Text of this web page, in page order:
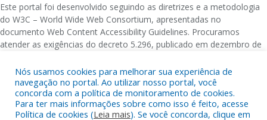
Nós usamos cookies para melhorar sua experiência de
navegação no portal. Ao utilizar nosso portal, você
concorda com a política de monitoramento de cookies.
Para ter mais informações sobre como isso é feito, acesse
Política de cookies (Leia mais). Se você concorda, clique em
Este portal foi desenvolvido seguindo as diretrizes e a metodologia
do W3C – World Wide Web Consortium, apresentadas no
documento Web Content Accessibility Guidelines. Procuramos
atender as exigências do decreto 5.296, publicado em dezembro de
eletrônicos da administração pública na rede mundial de
computadores para o uso das pessoas com necessidades especiais,
garantindo-lhes o pleno acesso aos conteúdos disponíveis.